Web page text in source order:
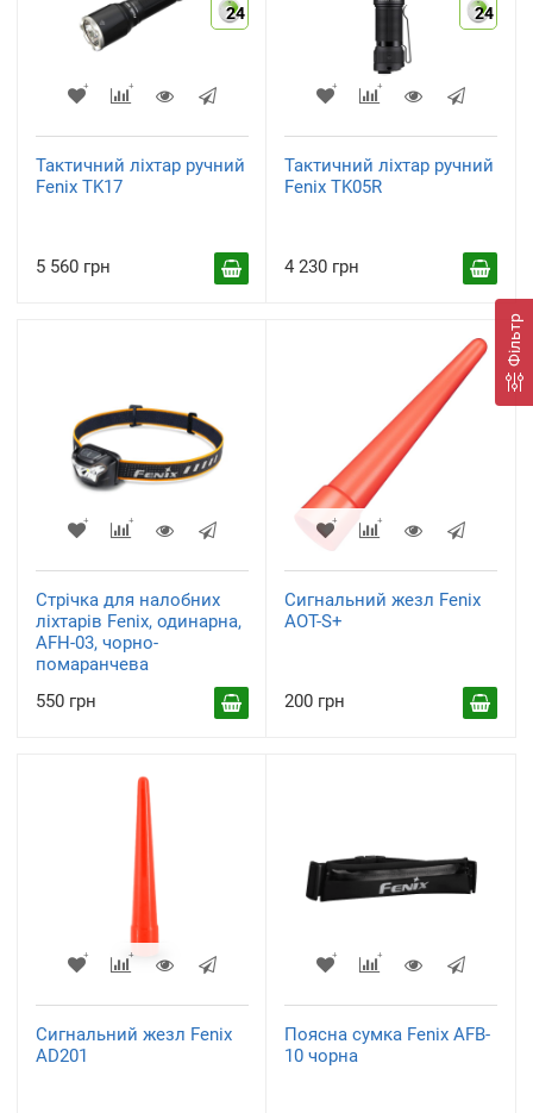
Фільтр
24
Тактичний ліхтар ручний
Fenix TK17
5 560 грн
24
Тактичний ліхтар ручний
Fenix TK05R
4 230 грн
Стрічка для налобних
ліхтарів Fenix, одинарна,
AFH-03, чорно-
помаранчева
550 грн
Сигнальний жезл Fenix
AOT-S+
200 грн
Сигнальний жезл Fenix
AD201
Поясна сумка Fenix AFB-
10 чорна